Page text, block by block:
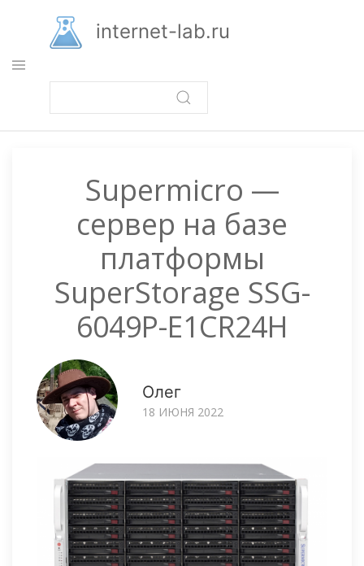
основному
содержанию
internet-lab.ru
Supermicro —
cервер на базе
платформы
SuperStorage SSG-
6049P-E1CR24H
Олег
18 ИЮНЯ 2022